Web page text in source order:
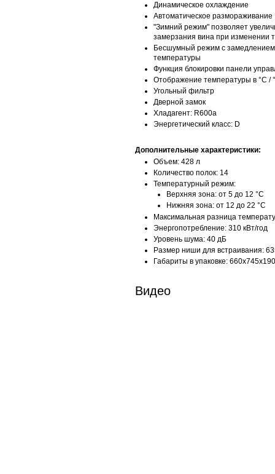
Динамическое охлаждение
Автоматическое размораживание
"Зимний режим" позволяет
замерзания вина при
Бесшумный режим с
температуры
Функция блокировки панели
Отображение температуры в °C /
Угольный фильтр
Дверной замок
Хладагент: R600a
Энергетический класс: D
Дополнительные характеристики:
Объем: 428 л
Количество полок: 14
Температурный режим:
Верхняя зона: от 5 до 12 °C
Нижняя зона: от 12 до 22 °C
Максимальная разница
Энергопотребление: 310 кВт/год
Уровень шума: 40 дБ
Размер ниши для встраивания:
Габариты в упаковке:
Видео